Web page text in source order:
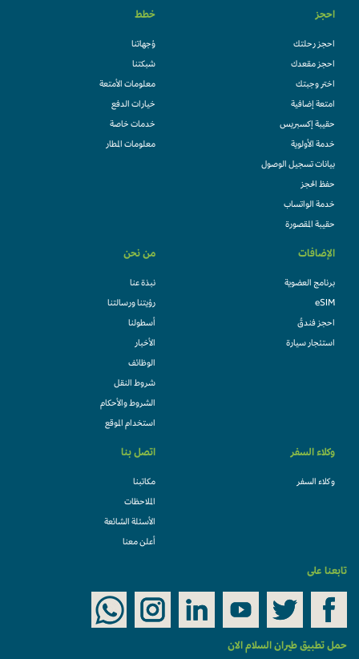
احجز
احجز رحلتك
احجز مقعدك
اختر وجبتك
امتعة إضافية
حقيبة إكسبريس
خدمة الأولوية
بيانات تسجيل الوصول
حفظ الحجز
خدمة الواتساب
حقيبة المقصورة
خطط
وُجهاتنا
شبكتنا
معلومات الأمتعة
خيارات الدفع
خدمات خاصة
معلومات المطار
الإضافات
برنامج العضوية
eSIM
احجز فندقً
استئجار سيارة
من نحن
نبذة عنا
رؤيتنا ورسالتنا
أسطولنا
الأخبار
الوظائف
شروط النقل
الشروط والأحكام
استخدام الموقع
وكلاء السفر
وكلاء السفر
اتصل بنا
مكاتبنا
الملاحظات
الأسئلة الشائعة
أعلن معنا
تابعنا على
حمل تطبيق طيران السلام الان